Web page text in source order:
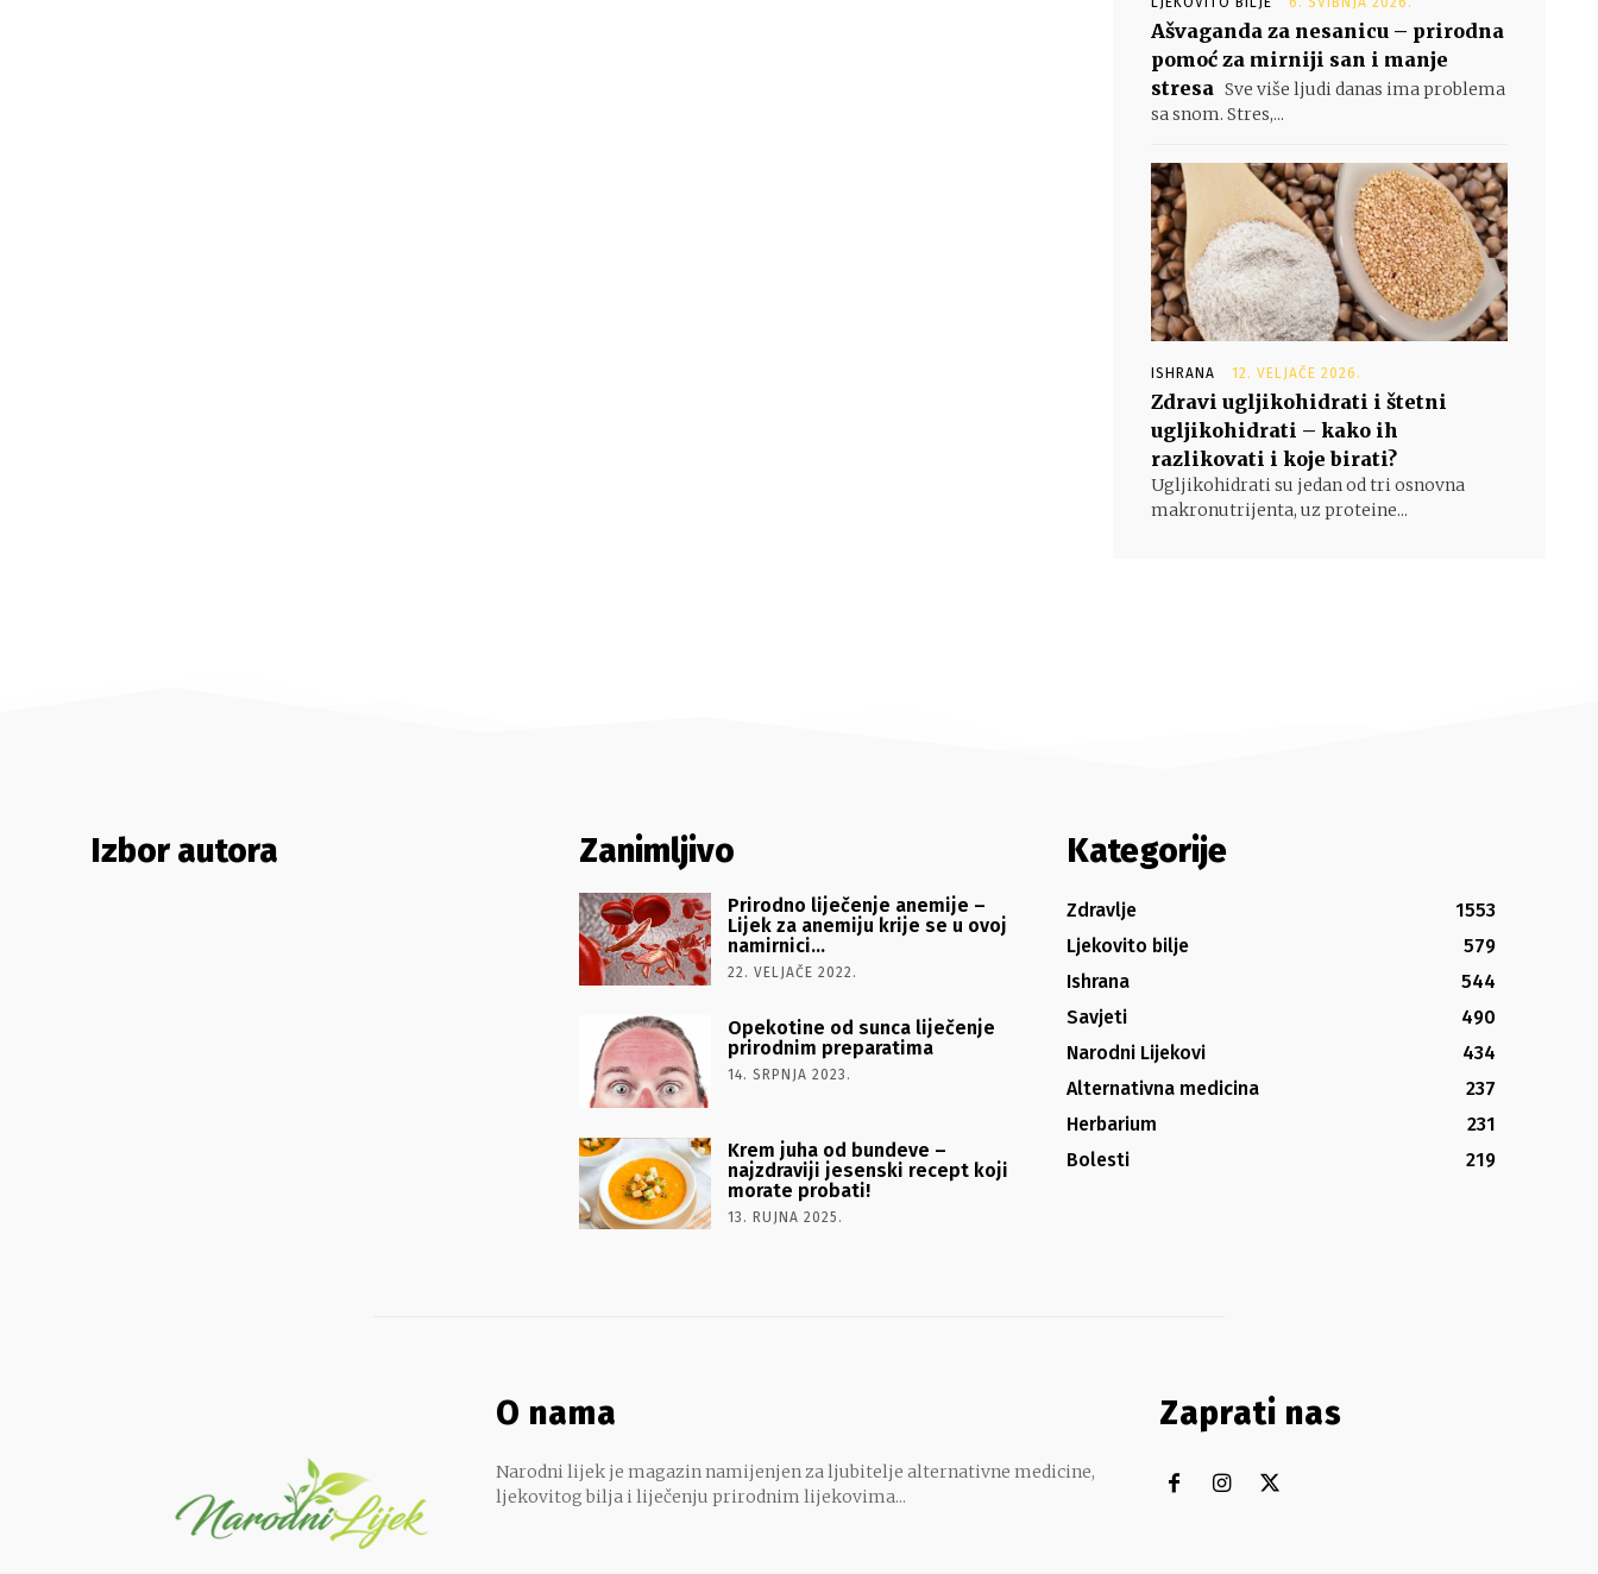
Ašvaganda za nesanicu – prirodna
pomoć za mirniji san i manje
stresa Sve više ljudi danas ima problema
sa snom. Stres,...
ISHRANA 12. VELJAČE 2026.
Zdravi ugljikohidrati i štetni
ugljikohidrati – kako ih
razlikovati i koje birati?
Ugljikohidrati su jedan od tri osnovna
makronutrijenta, uz proteine...
Izbor autora Zanimljivo
Prirodno liječenje anemije –
Lijek za anemiju krije se u ovoj
namirnici…
22. VELJAČE 2022.
Opekotine od sunca liječenje
prirodnim preparatima
14. SRPNJA 2023.
Krem juha od bundeve –
najzdraviji jesenski recept koji
morate probati!
13. RUJNA 2025.
Kategorije
Zdravlje
1553
Ljekovito bilje
579
Ishrana
544
Savjeti
490
Narodni Lijekovi
434
Alternativna medicina
237
Herbarium
231
Bolesti
219
O nama
Narodni lijek je magazin namijenjen za ljubitelje alternativne medicine,
ljekovitog bilja i liječenju prirodnim lijekovima...
Zaprati nas